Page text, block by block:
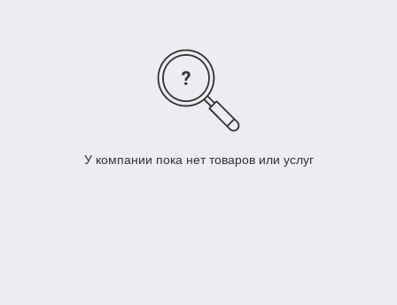
У компании пока нет товаров или услуг